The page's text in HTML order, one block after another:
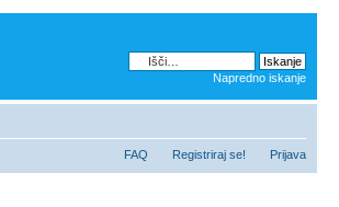
Napredno iskanje
FAQ Registriraj se! Prijava